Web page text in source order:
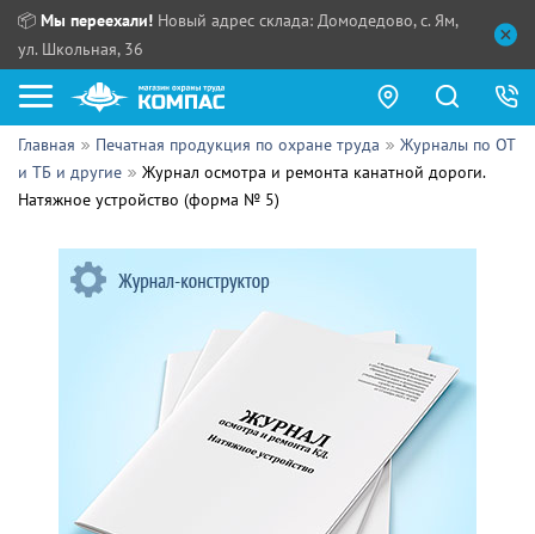
📦 Мы переехали! Новый адрес склада: Домодедово, с. Ям,
ул. Школьная, 36
Как купить?
Прайс-листы
Сотрудничество
ПН - ЧТ:
Выдача продукции:
Главная Печатная продукция по охране труда
Журналы по ОТ
и ТБ и другие
Журнал осмотра и ремонта канатной дороги.
Натяжное устройство (форма № 5)